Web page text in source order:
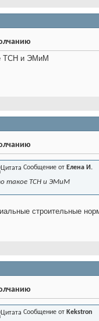
ТСН и ЭМиМ
Сообщение от Елена И.
такое ТСН и ЭМиМ
строительные
Сообщение от Kekstron